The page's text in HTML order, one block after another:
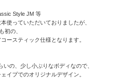
Style JM 等
使っていただいておりましたが、
初の、
ースティック仕様となります。
の、少し小ぶりなボディなので、
イプでのオリジナルデザイン。